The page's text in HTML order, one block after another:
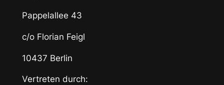
Pappelallee 43
c/o Florian Feigl
10437 Berlin
Vertreten durch: